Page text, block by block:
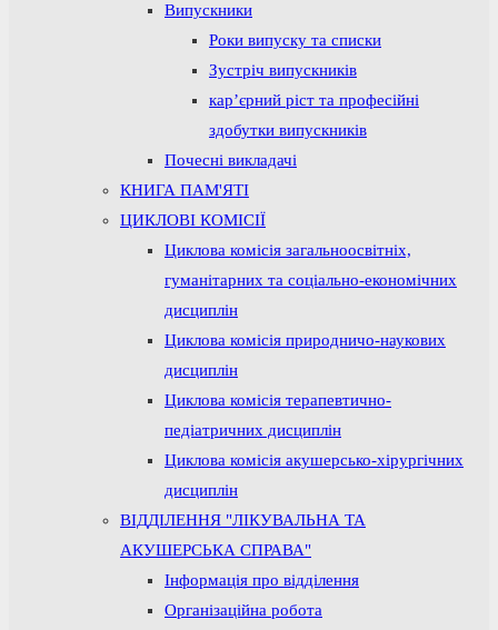
Випускники
Роки випуску та списки
Зустріч випускників
кар’єрний ріст та професійні
здобутки випускників
Почесні викладачі
КНИГА ПАМ'ЯТІ
ЦИКЛОВІ КОМІСІЇ
Циклова комісія загальноосвітніх,
гуманітарних та соціально-економічних
дисциплін
Циклова комісія природничо-наукових
дисциплін
Циклова комісія терапевтично-
педіатричних дисциплін
Циклова комісія акушерсько-хірургічних
дисциплін
ВІДДІЛЕННЯ "ЛІКУВАЛЬНА ТА
АКУШЕРСЬКА СПРАВА"
Інформація про відділення
Організаційна робота